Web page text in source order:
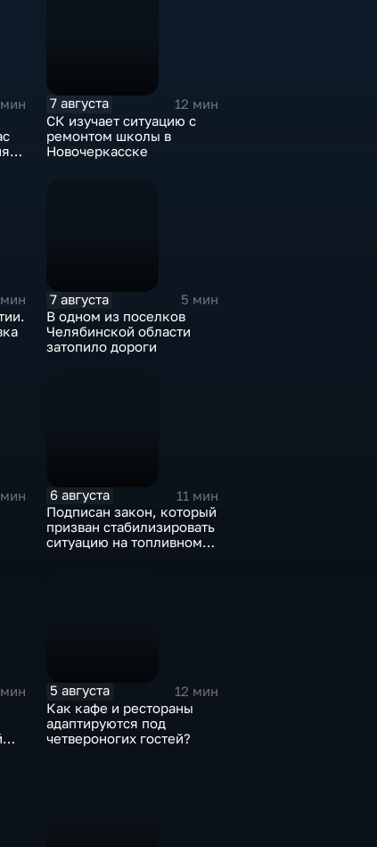
7 августа
12 мин
СК изучает ситуацию с
ремонтом школы в
Новочеркасске
7 августа
5 мин
В одном из поселков
Челябинской области
затопило дороги
6 августа
11 мин
Подписан закон, который
призван стабилизировать
ситуацию на топливном
5 августа
12 мин
Как кафе и рестораны
адаптируются под
четвероногих гостей?